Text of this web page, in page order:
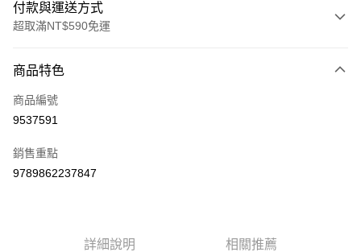
付款與運送方式
超取滿NT$590免運
信用卡一次付款
超商取貨付款
Apple Pay
商品特色
商品編號
9537591
銷售重點
9789862237847
詳細說明 相關推薦